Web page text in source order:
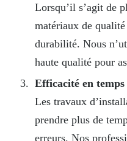
Lorsqu’il s’agit de
matériaux de
durabilité. Nous
haute qualité pour
Efficacité en
Les travaux
prendre plus de
erreurs. Nos